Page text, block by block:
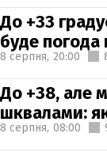
До +33
буде
8 серпня, 20:00
До +38, але
шквалами:
8 серпня, 08:00